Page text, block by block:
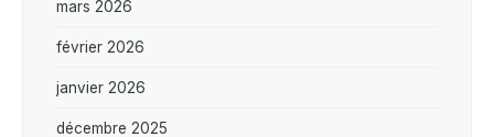
mars 2026
février 2026
janvier 2026
décembre 2025